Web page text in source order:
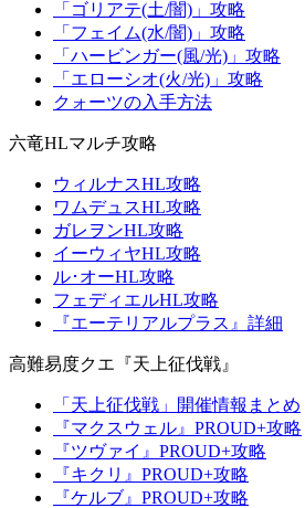
「ゴリアテ(土/闇)」攻略
「フェイム(水/闇)」攻略
「ハービンガー(風/光)」攻略
「エローシオ(火/光)」攻略
クォーツの入手方法
六竜HLマルチ攻略
ウィルナスHL攻略
ワムデュスHL攻略
ガレヲンHL攻略
イーウィヤHL攻略
ル･オーHL攻略
フェディエルHL攻略
『エーテリアルプラス』詳細
高難易度クエ『天上征伐戦』
「天上征伐戦」開催情報まとめ
『マクスウェル』PROUD+攻略
『ツヴァイ』PROUD+攻略
『キクリ』PROUD+攻略
『ケルブ』PROUD+攻略